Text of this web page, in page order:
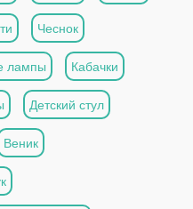
Чеснок
лампы Кабачки
Детский стул
Веник